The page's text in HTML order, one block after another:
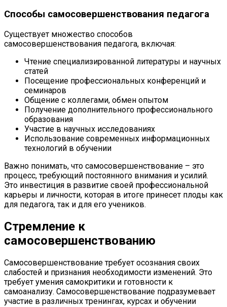
Способы самосовершенствования педагога
Существует множество способов
самосовершенствования педагога, включая:
Чтение специализированной литературы и научных
статей
Посещение профессиональных конференций и
семинаров
Общение с коллегами, обмен опытом
Получение дополнительного профессионального
образования
Участие в научных исследованиях
Использование современных информационных
технологий в обучении
Важно понимать, что самосовершенствование – это
процесс, требующий постоянного внимания и усилий.
Это инвестиция в развитие своей профессиональной
карьеры и личности, которая в итоге принесет плоды как
для педагога, так и для его учеников.
Стремление к
самосовершенствованию
Самосовершенствование требует осознания своих
слабостей и признания необходимости изменений. Это
требует умения самокритики и готовности к
самоанализу. Самосовершенствование подразумевает
участие в различных тренингах, курсах и обучении